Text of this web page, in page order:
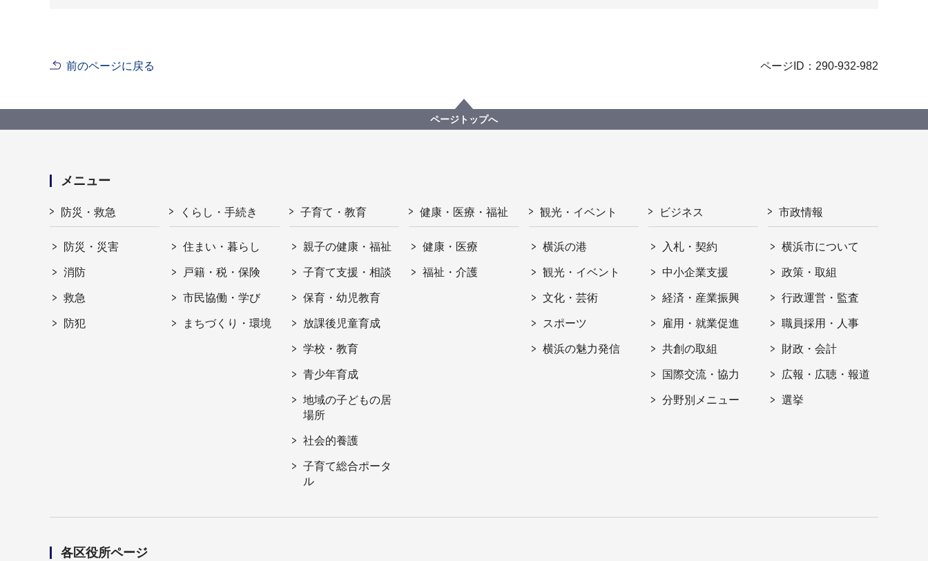
前のページに戻る ページID：290-932-982
ページトップへ
メニュー
防災・救急
防災・災害
消防
救急
防犯
くらし・手続き
住まい・暮らし
戸籍・税・保険
市民協働・学び
まちづくり・環境
子育て・教育
親子の健康・福祉
子育て支援・相談
保育・幼児教育
放課後児童育成
学校・教育
青少年育成
地域の子どもの居
場所
社会的養護
子育て総合ポータ
ル
健康・医療・福祉
健康・医療
福祉・介護
観光・イベント
横浜の港
観光・イベント
文化・芸術
スポーツ
横浜の魅力発信
ビジネス
入札・契約
中小企業支援
経済・産業振興
雇用・就業促進
共創の取組
国際交流・協力
分野別メニュー
市政情報
横浜市について
政策・取組
行政運営・監査
職員採用・人事
財政・会計
広報・広聴・報道
選挙
各区役所ページ